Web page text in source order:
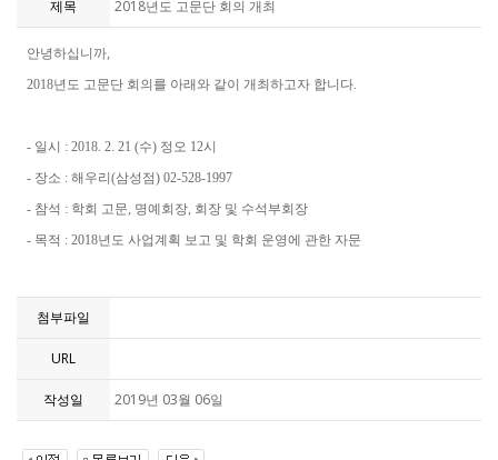
제목 2018년도 고문단 회의 개최
안녕하십니까,
2018년도 고문단 회의를 아래와 같이 개최하고자 합니다.
- 일시 : 2018. 2. 21 (수) 정오 12시
- 장소 : 해우리(삼성점) 02-528-1997
- 참석 : 학회 고문, 명예회장, 회장 및 수석부회장
- 목적 : 2018년도 사업계획 보고 및 학회 운영에 관한 자문
첨부파일
URL
작성일 2019년 03월 06일